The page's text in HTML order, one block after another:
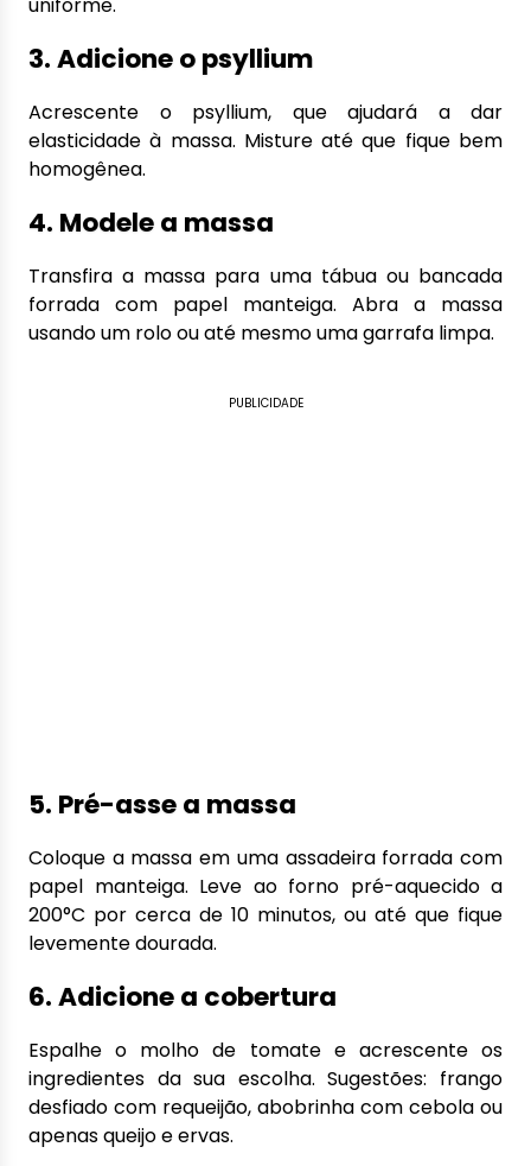
3. Adicione o psyllium
Acrescente o psyllium, que ajudará a dar
elasticidade à massa. Misture até que fique bem
homogênea.
4. Modele a massa
Transfira a massa para uma tábua ou bancada
forrada com papel manteiga. Abra a massa
usando um rolo ou até mesmo uma garrafa limpa.
PUBLICIDADE
5. Pré-asse a massa
Coloque a massa em uma assadeira forrada com
papel manteiga. Leve ao forno pré-aquecido a
200°C por cerca de 10 minutos, ou até que fique
levemente dourada.
6. Adicione a cobertura
Espalhe o molho de tomate e acrescente os
ingredientes da sua escolha. Sugestões: frango
desfiado com requeijão, abobrinha com cebola ou
apenas queijo e ervas.